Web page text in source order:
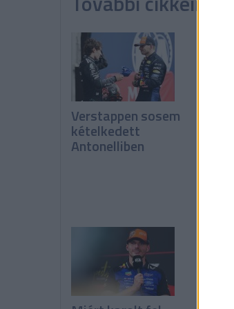
Verstappen sosem
kételkedett
Antonelliben